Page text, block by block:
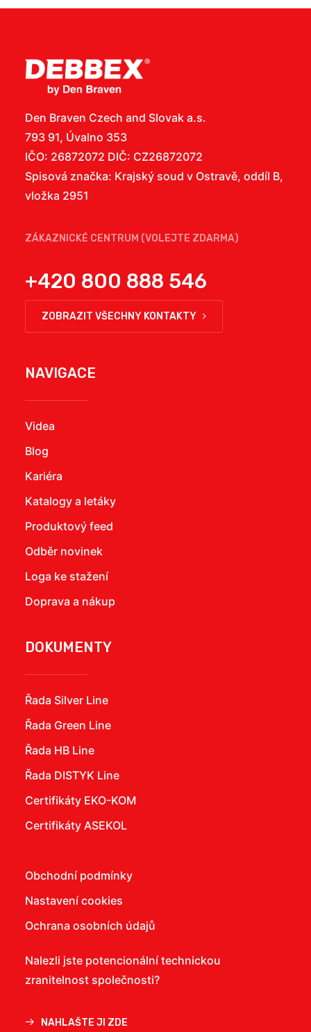
Den Braven Czech and Slovak a.s.
793 91, Úvalno 353
IČO: 26872072 DIČ: CZ26872072
Spisová značka: Krajský soud v Ostravě, oddíl B,
vložka 2951
ZÁKAZNICKÉ CENTRUM (VOLEJTE ZDARMA)
+420 800 888 546
ZOBRAZIT VŠECHNY KONTAKTY
NAVIGACE
Videa
Blog
Kariéra
Katalogy a letáky
Produktový feed
Odběr novinek
Loga ke stažení
Doprava a nákup
DOKUMENTY
Řada Silver Line
Řada Green Line
Řada HB Line
Řada DISTYK Line
Certifikáty EKO-KOM
Certifikáty ASEKOL
Obchodní podmínky
Nastavení cookies
Ochrana osobních údajů
Nalezli jste potencionální technickou
zranitelnost společnosti?
NAHLAŠTE JI ZDE